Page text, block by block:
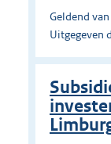
Geldend
Uitgegeven